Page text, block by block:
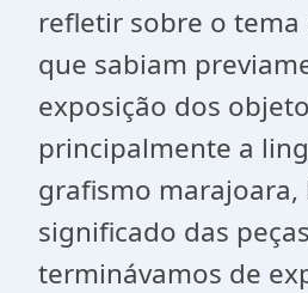
refletir sobre o
que sabiam
exposição dos
principalmente a
grafismo marajoara,
significado das
terminávamos de